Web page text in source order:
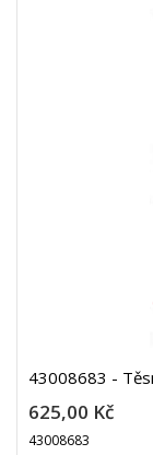
43008683 -
625,00 Kč
43008683